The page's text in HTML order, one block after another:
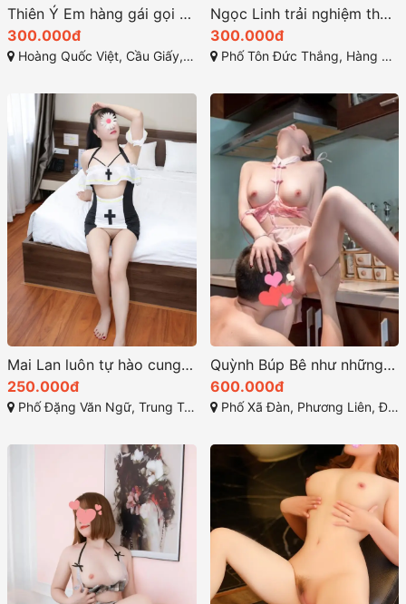
Thiên Ý Em hàng gái gọi cầu giấy ngọt ngào và quyến rũ
300.000đ
Hoàng Quốc Việt, Cầu Giấy, Hà Nội, Việt Nam
Ngọc Linh trải nghiệm thú vị và đầy mê hoặc tại Hà Nội
300.000đ
Phố Tôn Đức Thắng, Hàng Bột, Đống Đa, Hà Nội
Mai Lan luôn tự hào cung cấp dịch vụ chất lượng ở hà nội
250.000đ
Phố Đặng Văn Ngữ, Trung Tự, Đống Đa, Hà Nội
Quỳnh Búp Bê như những siêu mẫu quyến rũ
600.000đ
Phố Xã Đàn, Phương Liên, Đống Đa, Hà Nội